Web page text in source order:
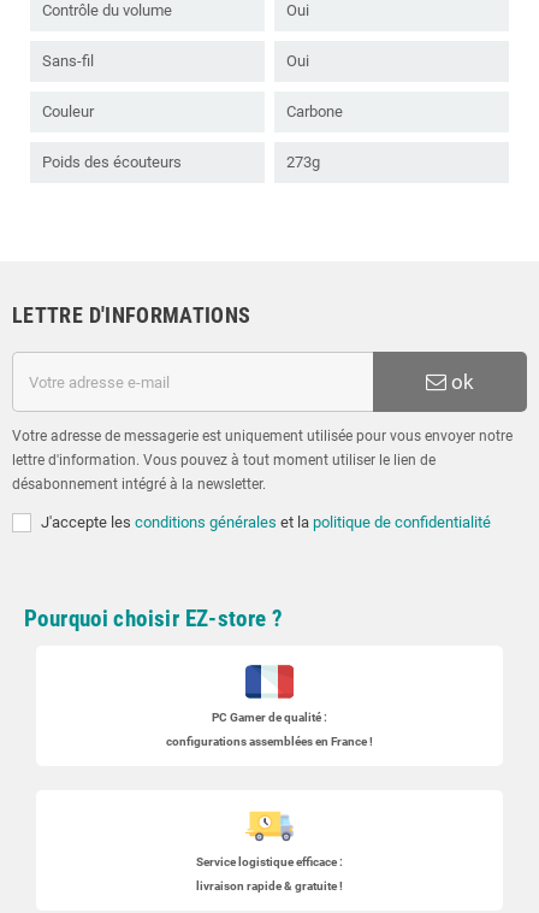
Contrôle du volume Oui
Sans-fil Oui
Couleur Carbone
Poids des écouteurs 273g
LETTRE D'INFORMATIONS
ok
Votre adresse de messagerie est uniquement utilisée pour vous envoyer notre
lettre d'information. Vous pouvez à tout moment utiliser le lien de
désabonnement intégré à la newsletter.
J'accepte les conditions générales et la politique de confidentialité
Pourquoi choisir EZ-store ?
PC Gamerde qualité :
configurations assemblées en France !
Service logistique efficace :
livraison rapide & gratuite !